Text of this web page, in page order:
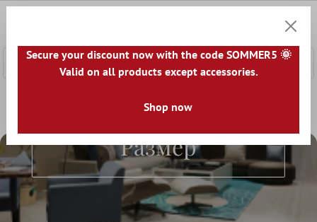
Терасовидни Плочи
Плочи За Тераса По
Размер
Secure your discount now with the code SOMMER5 🌞
Valid on all products except accessories.
Shop now